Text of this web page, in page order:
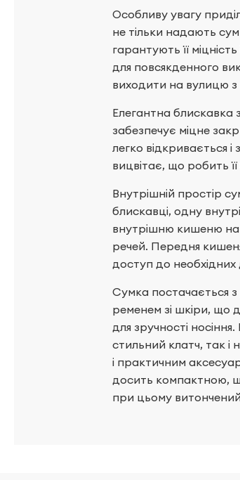
Особливу увагу
не тільки надають
гарантують її
для повсякденного
виходити на вулицю з
Елегантна блискавка
забезпечує міцне
легко відкривається і
вицвітає, що робить
Внутрішній простір
блискавці, одну
внутрішню кишеню на
речей. Передня
доступ до необхідних
Сумка постачається
ременем зі шкіри,
для зручності
стильний клатч, так і
і практичним
досить компактною,
при цьому витончений